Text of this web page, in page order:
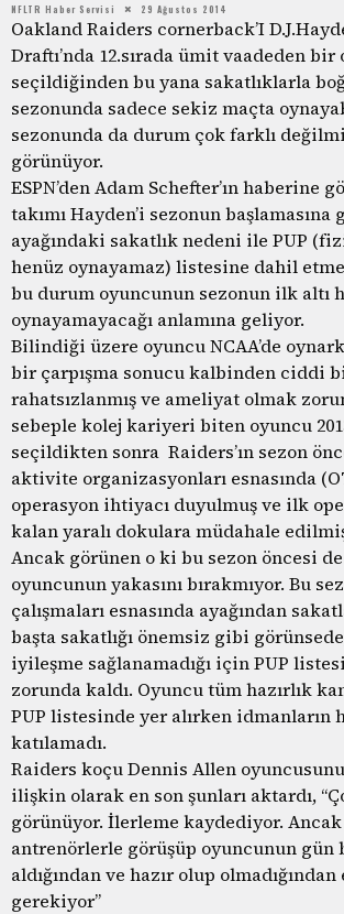
NFLTR Haber Servisi 29 Ağustos 2014
Oakland Raiders cornerback’I
Draftı’nda 12.sırada ümit vaadeden
seçildiğinden bu yana sakatlıklarla
sezonunda sadece sekiz maçta
sezonunda da durum çok farklı
görünüyor.
ESPN’den Adam Schefter’ın haberine
takımı Hayden’i sezonun
ayağındaki sakatlık nedeni ile PUP
henüz oynayamaz) listesine dahil
bu durum oyuncunun sezonun ilk altı
oynayamayacağı anlamına geliyor.
Bilindiği üzere oyuncu NCAA’de
bir çarpışma sonucu kalbinden ciddi
rahatsızlanmış ve ameliyat olmak
sebeple kolej kariyeri biten oyuncu
seçildikten sonra Raiders’ın sezon
aktivite organizasyonları esnasında
operasyon ihtiyacı duyulmuş ve ilk
kalan yaralı dokulara müdahale
Ancak görünen o ki bu sezon öncesi de
oyuncunun yakasını bırakmıyor. Bu
çalışmaları esnasında ayağından
başta sakatlığı önemsiz gibi
iyileşme sağlanamadığı için PUP
zorunda kaldı. Oyuncu tüm hazırlık
PUP listesinde yer alırken idmanların
katılamadı.
Raiders koçu Dennis Allen
ilişkin olarak en son şunları aktardı,
görünüyor. İlerleme kaydediyor.
antrenörlerle görüşüp oyuncunun gün
aldığından ve hazır olup
gerekiyor”